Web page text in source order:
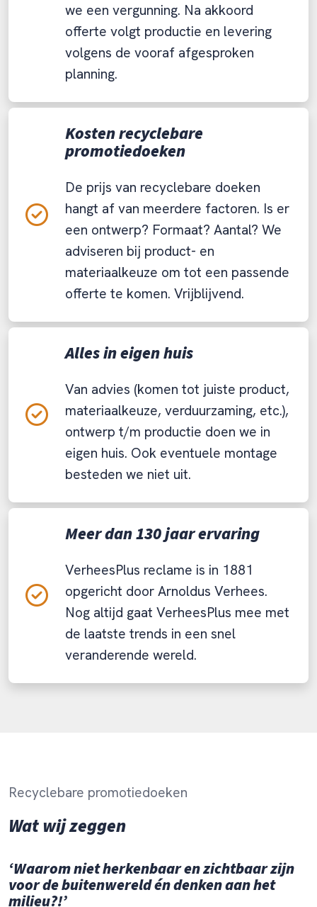
we een vergunning. Na akkoord
offerte volgt productie en levering
volgens de vooraf afgesproken
planning.
Kosten recyclebare
promotiedoeken
De prijs van recyclebare doeken
hangt af van meerdere factoren. Is er
een ontwerp? Formaat? Aantal? We
adviseren bij product- en
materiaalkeuze om tot een passende
offerte te komen. Vrijblijvend.
Alles in eigen huis
Van advies (komen tot juiste product,
materiaalkeuze, verduurzaming, etc.),
ontwerp t/m productie doen we in
eigen huis. Ook eventuele montage
besteden we niet uit.
Meer dan 130 jaar ervaring
VerheesPlus reclame is in 1881
opgericht door Arnoldus Verhees.
Nog altijd gaat VerheesPlus mee met
de laatste trends in een snel
veranderende wereld.
Recyclebare promotiedoeken
Wat wij zeggen
‘Waarom niet herkenbaar en zichtbaar zijn
voor de buitenwereld én denken aan het
milieu?!’